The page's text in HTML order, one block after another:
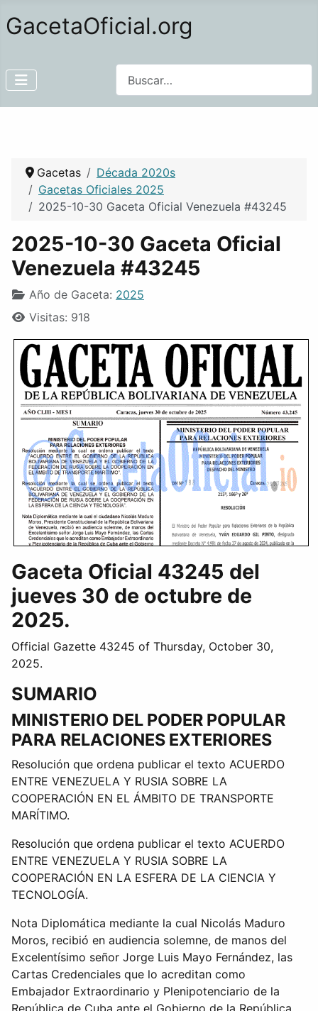
GacetaOficial.org
Gacetas
Década 2020s
Gacetas Oficiales 2025
2025-10-30 Gaceta Oficial Venezuela #43245
2025-10-30 Gaceta Oficial
Venezuela #43245
Año de Gaceta: 2025
Visitas: 918
Gaceta Oficial 43245 del
jueves 30 de octubre de
2025.
Official Gazette 43245 of Thursday, October 30,
2025.
SUMARIO
MINISTERIO DEL PODER POPULAR
PARA RELACIONES EXTERIORES
Resolución que ordena publicar el texto ACUERDO
ENTRE VENEZUELA Y RUSIA SOBRE LA
COOPERACIÓN EN EL ÁMBITO DE TRANSPORTE
MARÍTIMO.
Resolución que ordena publicar el texto ACUERDO
ENTRE VENEZUELA Y RUSIA SOBRE LA
COOPERACIÓN EN LA ESFERA DE LA CIENCIA Y
TECNOLOGÍA.
Nota Diplomática mediante la cual Nicolás Maduro
Moros, recibió en audiencia solemne, de manos del
Excelentísimo señor Jorge Luis Mayo Fernández, las
Cartas Credenciales que lo acreditan como
Embajador Extraordinario y Plenipotenciario de la
República de Cuba ante el Gobierno de la República